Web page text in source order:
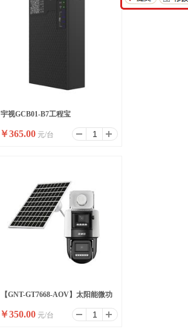
宇视GCB01-B7工程宝
￥365.00 元/台
【GNT-GT7668-AOV】太阳能微功
耗双光警戒枪球联动4G球机/6
￥350.00 元/台